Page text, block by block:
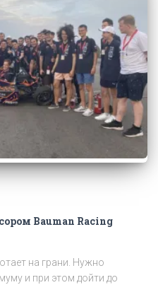
Bauman Racing
на грани. Нужно
и при этом дойти до